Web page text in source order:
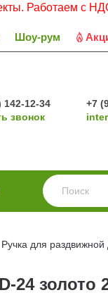
с НДС.
Шоу-рум
142-12-34
звонок
+7
Ручка для
24 золото